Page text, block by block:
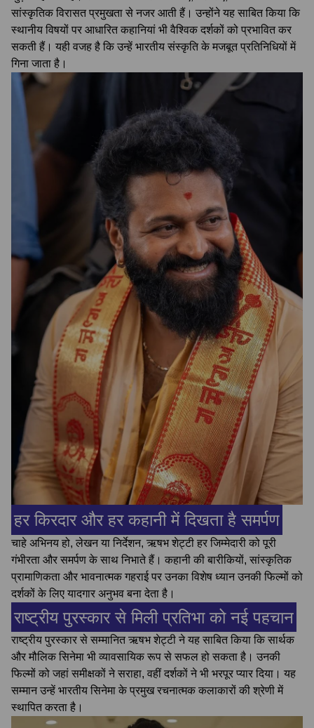
सांस्कृतिक विरासत प्रमुखता से नजर आती हैं। उन्होंने यह साबित किया कि
स्थानीय विषयों पर आधारित कहानियां भी वैश्विक दर्शकों को प्रभावित कर
सकती हैं। यही वजह है कि उन्हें भारतीय संस्कृति के मजबूत प्रतिनिधियों में
गिना जाता है।
हर किरदार और हर कहानी में दिखता है समर्पण
चाहे अभिनय हो, लेखन या निर्देशन, ऋषभ शेट्टी हर जिम्मेदारी को पूरी
गंभीरता और समर्पण के साथ निभाते हैं। कहानी की बारीकियों, सांस्कृतिक
प्रामाणिकता और भावनात्मक गहराई पर उनका विशेष ध्यान उनकी फिल्मों को
दर्शकों के लिए यादगार अनुभव बना देता है।
राष्ट्रीय पुरस्कार से मिली प्रतिभा को नई पहचान
राष्ट्रीय पुरस्कार से सम्मानित ऋषभ शेट्टी ने यह साबित किया कि सार्थक
और मौलिक सिनेमा भी व्यावसायिक रूप से सफल हो सकता है। उनकी
फिल्मों को जहां समीक्षकों ने सराहा, वहीं दर्शकों ने भी भरपूर प्यार दिया। यह
सम्मान उन्हें भारतीय सिनेमा के प्रमुख रचनात्मक कलाकारों की श्रेणी में
स्थापित करता है।